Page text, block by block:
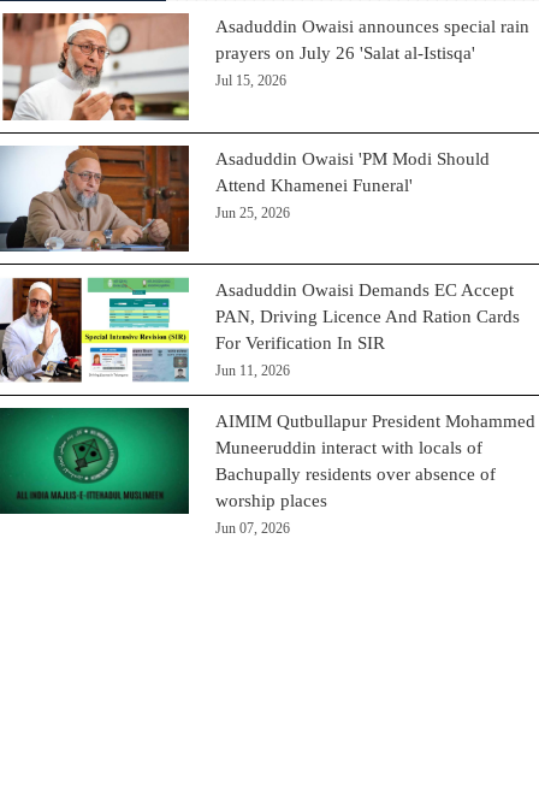
Asaduddin Owaisi announces special rain
prayers on July 26 'Salat al-Istisqa'
Jul 15, 2026
Asaduddin Owaisi 'PM Modi Should
Attend Khamenei Funeral'
Jun 25, 2026
Asaduddin Owaisi Demands EC Accept
PAN, Driving Licence And Ration Cards
For Verification In SIR
Jun 11, 2026
AIMIM Qutbullapur President Mohammed
Muneeruddin interact with locals of
Bachupally residents over absence of
worship places
Jun 07, 2026